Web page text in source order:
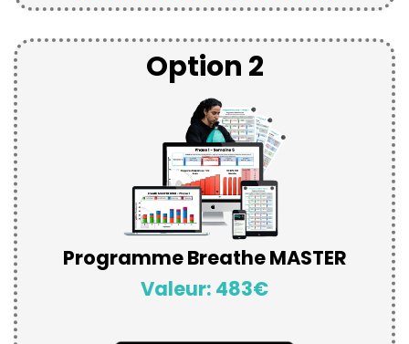
Option 2
Programme Breathe MASTER
Valeur: 483€